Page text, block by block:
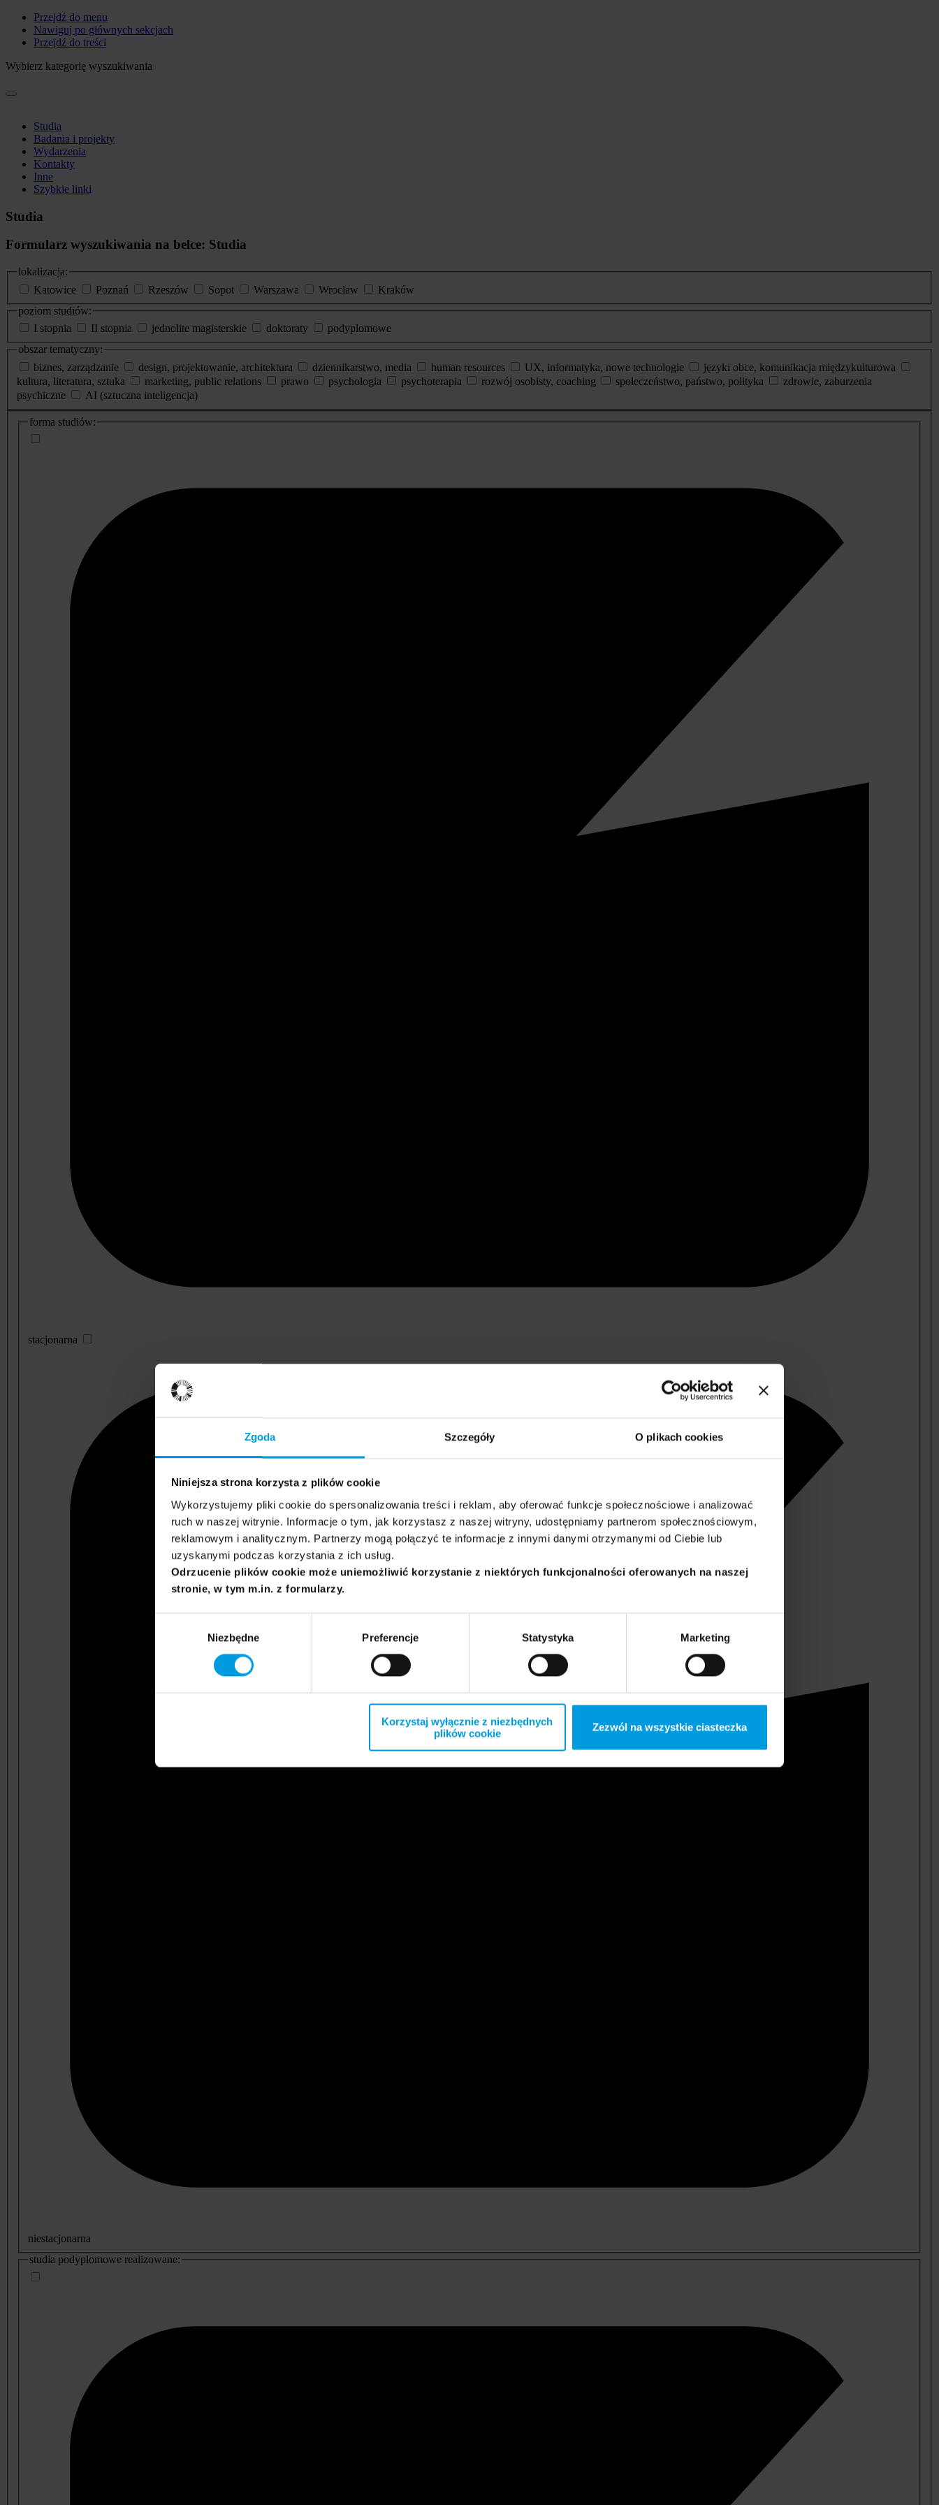
Zgoda Szczegóły O plikach cookies
Niniejsza strona korzysta z plików cookie
Wykorzystujemy pliki cookie do spersonalizowania treści i reklam, aby oferować funkcje społecznościowe i analizować
ruch w naszej witrynie. Informacje o tym, jak korzystasz z naszej witryny, udostępniamy partnerom społecznościowym,
reklamowym i analitycznym. Partnerzy mogą połączyć te informacje z innymi danymi otrzymanymi od Ciebie lub
uzyskanymi podczas korzystania z ich usług.
Odrzucenie plików cookie może uniemożliwić korzystanie z niektórych funkcjonalności oferowanych na naszej
stronie, w tym m.in. z formularzy.
Niezbędne Preferencje Statystyka Marketing
Korzystaj wyłącznie z niezbędnych
plików cookie
Zezwól na wszystkie ciasteczka
Przejdź do menu
Nawiguj po głównych sekcjach
Przejdź do treści
Wybierz kategorię wyszukiwania
Studia
Badania i projekty
Wydarzenia
Kontakty
Inne
Szybkie linki
Studia
Formularz wyszukiwania na belce: Studia
lokalizacja:
Katowice
Poznań Rzeszów Sopot Warszawa Wrocław
Kraków
poziom studiów:
I stopnia
II stopnia jednolite magisterskie doktoraty
podyplomowe
obszar tematyczny:
biznes, zarządzanie
design, projektowanie, architektura dziennikarstwo, media human resources UX, informatyka, nowe technologie
języki obce, komunikacja międzykulturowa
kultura, literatura, sztuka
marketing, public relations prawo psychologia psychoterapia rozwój osobisty, coaching społeczeństwo, państwo, polityka
zdrowie, zaburzenia
psychiczne
AI (sztuczna inteligencja)
dodatkowe
informacje
forma studiów:
stacjonarna
niestacjonarna
studia podyplomowe realizowane: